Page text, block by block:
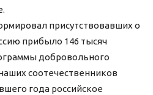
присутствовавших о
прибыло 146 тысяч
добровольного
соотечественников
года российское